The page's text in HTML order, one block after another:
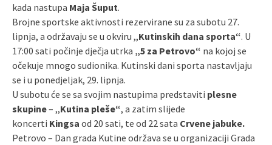
kada nastupa Maja Šuput.
Brojne sportske aktivnosti rezervirane su za subotu 27.
lipnja, a održavaju se u okviru ,,Kutinskih dana sporta“. U
17:00 sati počinje dječja utrka „5 za Petrovo“ na kojoj se
očekuje mnogo sudionika. Kutinski dani sporta nastavljaju
se i u ponedjeljak, 29. lipnja.
U subotu će se sa svojim nastupima predstaviti plesne
skupine– ,,Kutina pleše“, a zatim slijede
koncerti Kingsa od 20 sati, te od 22 sata Crvene jabuke.
Petrovo – Dan grada Kutine održava se u organizaciji Grada